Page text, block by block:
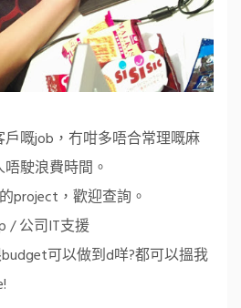
嘅job，冇咁多唔合常理嘅麻
駛浪費時間。
project，歡迎查詢。
/ 公司IT支援
可以做到d咩?都可以搵我